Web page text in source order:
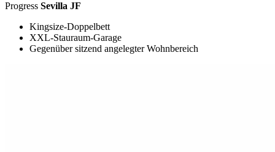
Progress Sevilla JF
Kingsize-Doppelbett
XXL-Stauraum-Garage
Gegenüber sitzend angelegter Wohnbereich